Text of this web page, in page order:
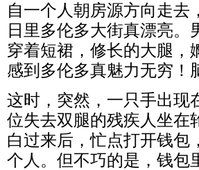
自一个人朝房源方向走去
日里多伦多大街真漂亮
穿着短裙，修长的大腿，
感到多伦多真魅力无穷！
这时，突然，一只手出现
位失去双腿的残疾人坐在
白过来后，忙点打开钱包
个人。但不巧的是，钱包